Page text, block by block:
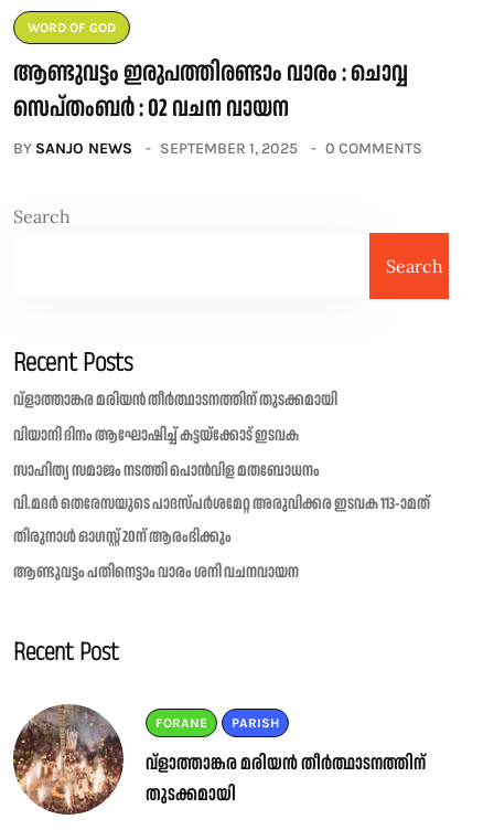
WORD OF GOD
ആണ്ടുവട്ടം ഇരുപത്തിരണ്ടാം വാരം : ചൊവ്വ
സെപ്തംബർ : 02 വചന വായന
BY SANJO NEWS SEPTEMBER 1, 2025 0 COMMENTS
Search
Search
Recent Posts
വ്ളാത്താങ്കര മരിയൻ തീർത്ഥാടനത്തിന് തുടക്കമായി
വിയാനി ദിനം ആഘോഷിച്ച് കട്ടയ്ക്കോട് ഇടവക
സാഹിത്യ സമാജം നടത്തി പൊൻവിള മതബോധനം
വി.മദർ തെരേസയുടെ പാദസ്പർശമേറ്റ അരുവിക്കര ഇടവക 113-ാമത്
തിരുനാൾ ഓഗസ്റ്റ് 20ന് ആരംഭിക്കും
ആണ്ടുവട്ടം പതിനെട്ടാം വാരം ശനി വചനവായന
Recent Post
FORANE PARISH
വ്ളാത്താങ്കര മരിയൻ തീർത്ഥാടനത്തിന്
തുടക്കമായി